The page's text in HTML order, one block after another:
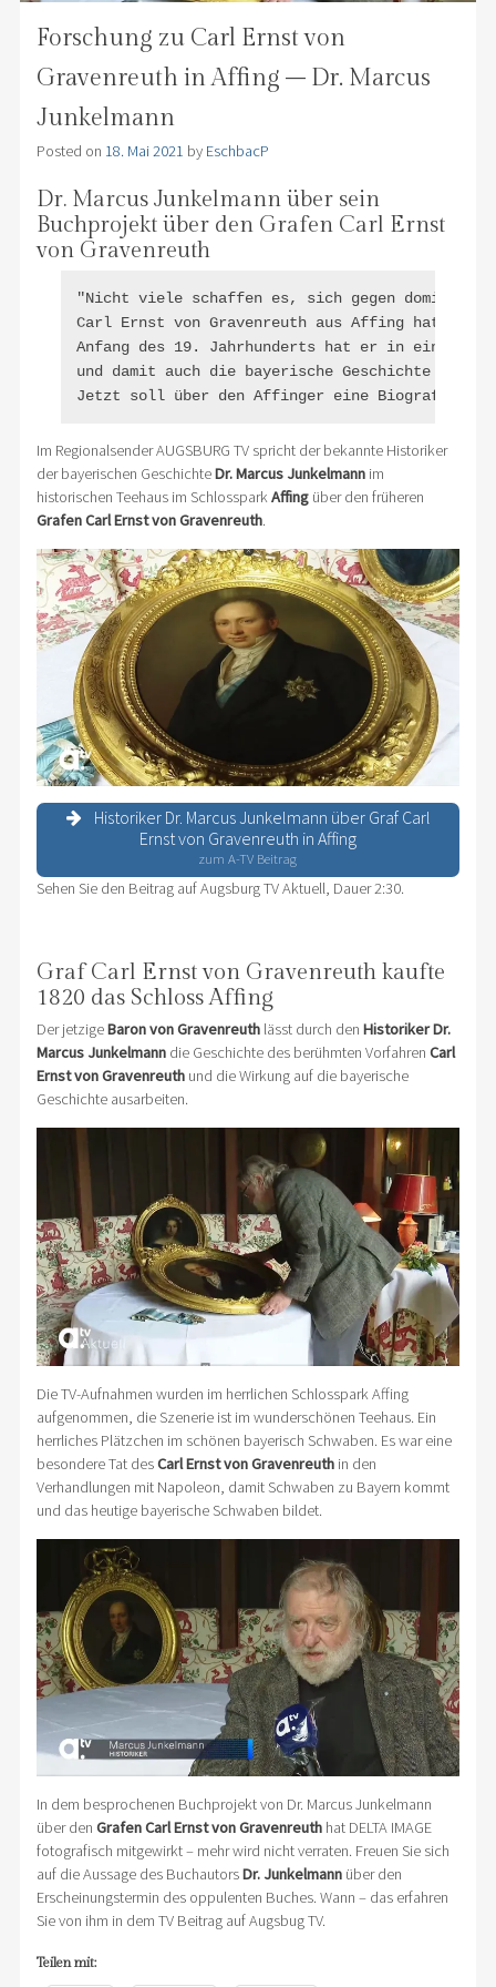
Forschung zu Carl Ernst von
Gravenreuth in Affing – Dr. Marcus
Junkelmann
Posted on 18. Mai 2021 by EschbacP
Dr. Marcus Junkelmann über sein
Buchprojekt über den Grafen Carl Ernst
von Gravenreuth
"Nicht viele schaffen es, sich gegen dominante
Carl Ernst von Gravenreuth aus Affing hat
Anfang des 19. Jahrhunderts hat er in einer
und damit auch die bayerische Geschichte
Jetzt soll über den Affinger eine Biografie
Im Regionalsender AUGSBURG TV spricht der bekannte Historiker
der bayerischen GeschichteDr. Marcus Junkelmannim
historischen Teehaus im SchlossparkAffingüber den früheren
Grafen Carl Ernst von Gravenreuth.
Historiker Dr. Marcus Junkelmann über Graf Carl
Ernst von Gravenreuth in Affing
zum A-TV Beitrag
Sehen Sie den Beitrag auf Augsburg TV Aktuell, Dauer 2:30.
Graf Carl Ernst von Gravenreuth kaufte
1820 das Schloss Affing
Der jetzigeBaron von Gravenreuthlässt durch den Historiker Dr.
Marcus Junkelmanndie Geschichte des berühmten Vorfahren Carl
Ernst von Gravenreuthund die Wirkung auf die bayerische
Geschichte ausarbeiten.
Die TV-Aufnahmen wurden im herrlichen Schlosspark Affing
aufgenommen, die Szenerie ist im wunderschönen Teehaus. Ein
herrliches Plätzchen im schönen bayerisch Schwaben. Es war eine
besondere Tat desCarl Ernst von Gravenreuthin den
Verhandlungen mit Napoleon, damit Schwaben zu Bayern kommt
und das heutige bayerische Schwaben bildet.
In dem besprochenen Buchprojekt von Dr. Marcus Junkelmann
über den Grafen Carl Ernst von Gravenreuthhat DELTA IMAGE
fotografisch mitgewirkt – mehr wird nicht verraten. Freuen Sie sich
auf die Aussage des BuchautorsDr. Junkelmannüber den
Erscheinungstermin des oppulenten Buches. Wann – das erfahren
Sie von ihm in dem TV Beitrag auf Augsbug TV.
Teilen mit: